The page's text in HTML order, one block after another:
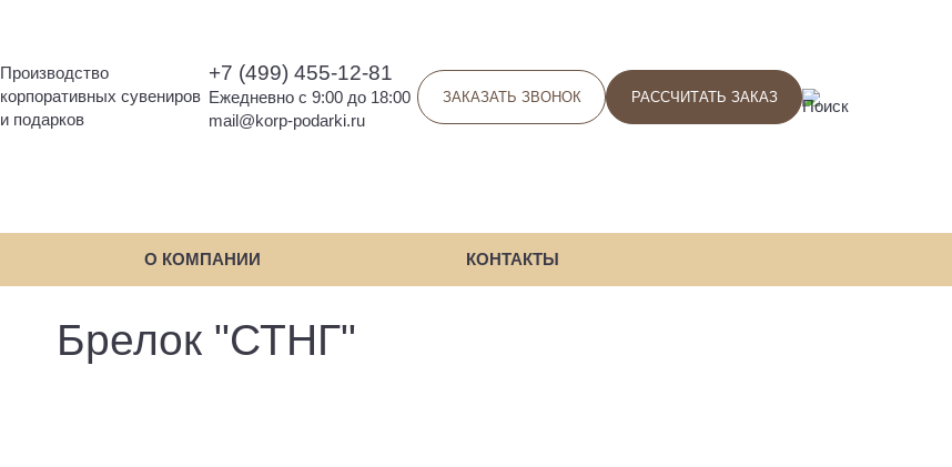
Производство
корпоративных сувениров
и подарков
+7 (499) 455-12-81
Ежедневно с 9:00 до 18:00
mail@korp-podarki.ru
ЗАКАЗАТЬ ЗВОНОК РАССЧИТАТЬ ЗАКАЗ
ПОИСК
О КОМПАНИИ КОНТАКТЫ
Брелок "СТНГ"